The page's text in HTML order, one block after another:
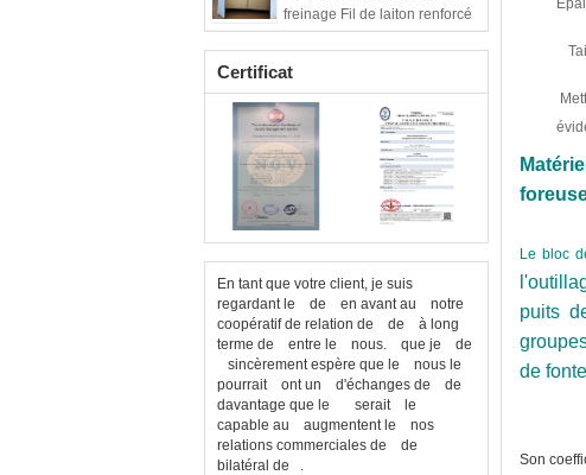
freinage Fil de laiton renforcé
Certificat
En tant que votre client, je suis
regardant le de en avant au notre
coopératif de relation de de à long
terme de entre le nous. que je de
sincèrement espère que le nous le
pourrait ont un d'échanges de de
davantage que le serait le
capable au augmentent le nos
relations commerciales de de
bilatéral de .
Le bloc
puits
de
Son